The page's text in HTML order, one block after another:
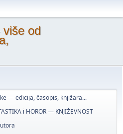
od
— edicija, časopis, knjižara...
i HOROR — KNJIŽEVNOST